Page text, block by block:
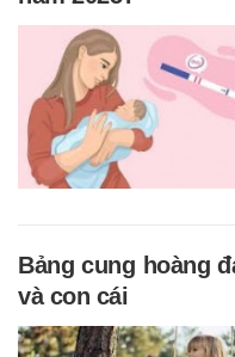
Bảng cung hoàng
và con cái